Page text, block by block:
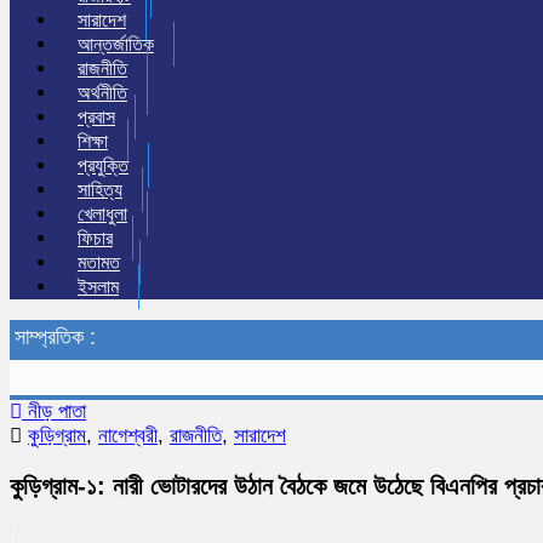
সারাদেশ
আন্তর্জাতিক
রাজনীতি
অর্থনীতি
প্রবাস
শিক্ষা
প্রযুক্তি
সাহিত্য
খেলাধুলা
ফিচার
মতামত
ইসলাম
সাম্প্রতিক :
নীড় পাতা
কুড়িগ্রাম, নাগেশ্বরী, রাজনীতি, সারাদেশ
কুড়িগ্রাম-১: নারী ভোটারদের উঠান বৈঠকে জমে উঠেছে বিএনপির